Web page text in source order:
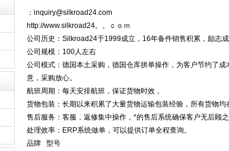
：inquiry@silkroad24.com
http://www.silkroad24。。ｃｏｍ
公司历史：Silkroad24于1999成立，16年备件销售积累，励志
公司规模：100人左右
公司模式：德国本土采购，德国仓库拼单操作，为客户节约了
意，采购放心。
航班周期：每天安排航班，保证货物时效，
货物包装：长期以来积累了大量货物运输包装经验，所有货物均
售后服务：客服，返修集中操作，*的售后系统确保客户无后顾之
处理效率：ERP系统做单，可以提供订单全程查询。
品牌 型号